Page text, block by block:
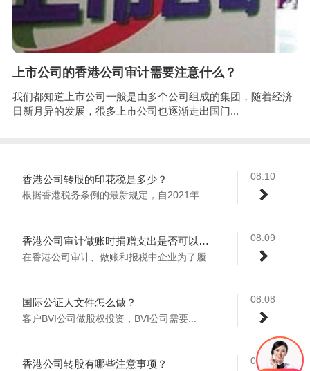
上市公司的香港公司审计需要注意什么？
我们都知道上市公司一般是由多个公司组成的集团，随着经济
日新月异的发展，很多上市公司也逐渐走出国门...
08.10
香港公司转股的印花税是多少？
根据香港税务条例的最新规定，自2021年...
08.09
香港公司审计做账时捐赠支出是否可以税前扣除？
08.08
国际公证人文件怎么做？
客户BVI公司做股权投资，BVI公司需要...
08.04
香港公司转股有哪些注意事项？